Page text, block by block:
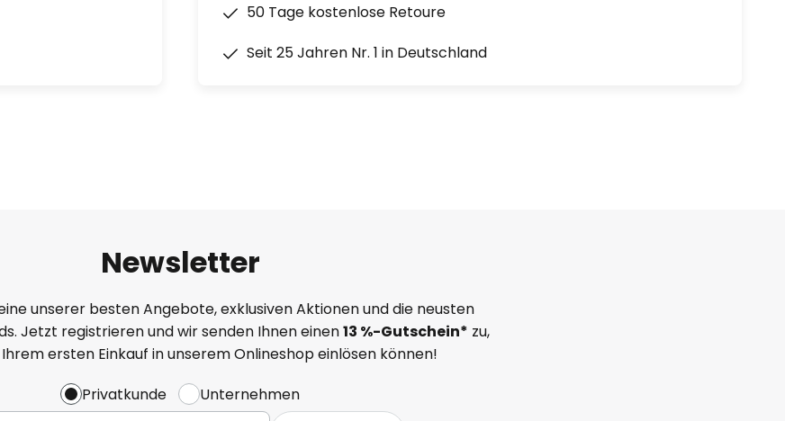
50 Tage kostenlose Retoure
Seit 25 Jahren Nr. 1 in Deutschland
Newsletter
unserer besten Angebote, exklusiven Aktionen und die neusten
Jetzt registrieren und wir senden Ihnen einen13 %-Gutschein* zu,
ersten Einkauf in unserem Onlineshop einlösen können!
Privatkunde
Unternehmen